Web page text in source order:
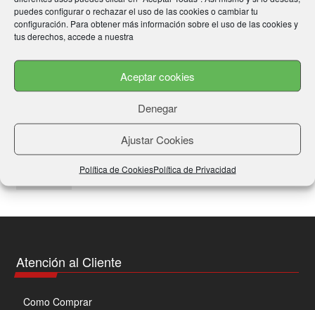
puedes configurar o rechazar el uso de las cookies o cambiar tu
configuración. Para obtener más información sobre el uso de las cookies y
tus derechos, accede a nuestra
Aceptar cookies
Denegar
Ajustar Cookies
Política de CookiesPolítica de Privacidad
Size
S
M
(1)
XXL
(1)
Price
Precio:
Atención al Cliente
Como Comprar